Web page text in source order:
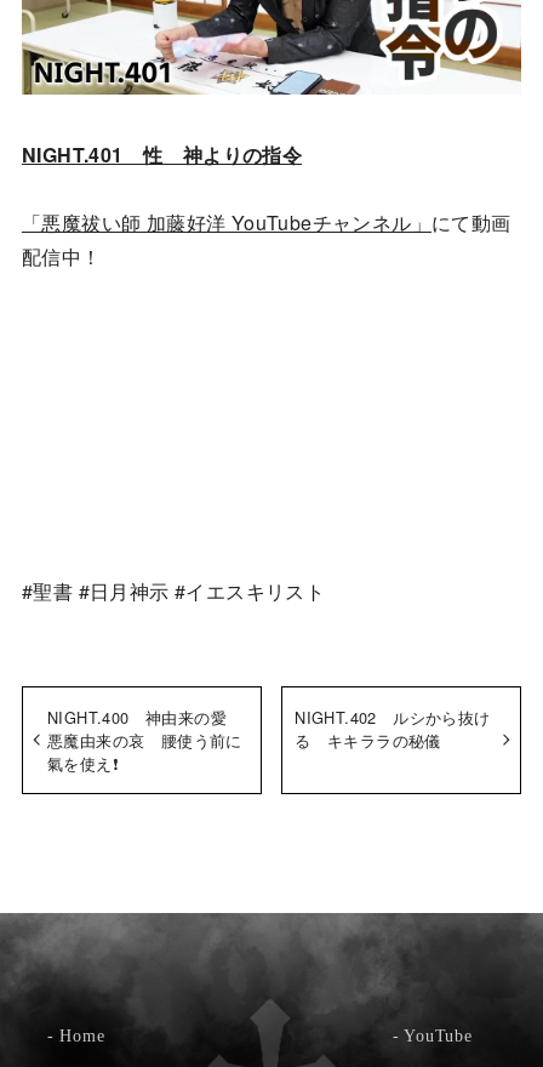
NIGHT.401 性 神よりの指令
「悪魔祓い師 加藤好洋 YouTubeチャンネル」 にて動画
配信中！
#聖書 #日月神示 #イエスキリスト
NIGHT.400 神由来の愛
悪魔由来の哀 腰使う前に
氣を使え❗️
NIGHT.402 ルシから抜け
る キキララの秘儀
-Home -YouTube